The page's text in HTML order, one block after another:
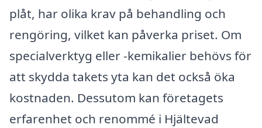
plåt, har olika krav på behandling och
rengöring, vilket kan påverka priset. Om
specialverktyg eller -kemikalier behövs för
att skydda takets yta kan det också öka
kostnaden. Dessutom kan företagets
erfarenhet och renommé i Hjältevad